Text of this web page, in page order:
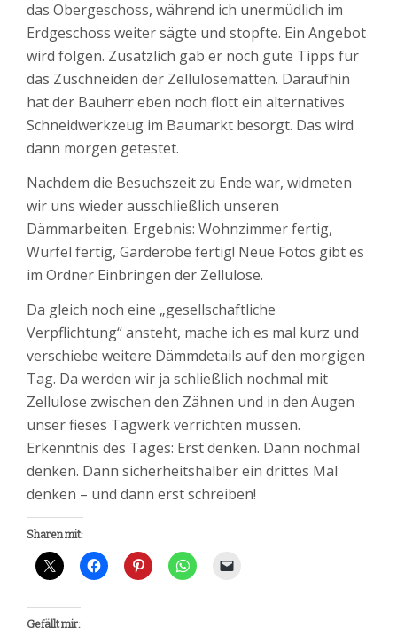
das Obergeschoss, während ich unermüdlich im
Erdgeschoss weiter sägte und stopfte. Ein Angebot
wird folgen. Zusätzlich gab er noch gute Tipps für
das Zuschneiden der Zellulosematten. Daraufhin
hat der Bauherr eben noch flott ein alternatives
Schneidwerkzeug im Baumarkt besorgt. Das wird
dann morgen getestet.
Nachdem die Besuchszeit zu Ende war, widmeten
wir uns wieder ausschließlich unseren
Dämmarbeiten. Ergebnis: Wohnzimmer fertig,
Würfel fertig, Garderobe fertig! Neue Fotos gibt es
im Ordner Einbringen der Zellulose.
Da gleich noch eine „gesellschaftliche
Verpflichtung“ ansteht, mache ich es mal kurz und
verschiebe weitere Dämmdetails auf den morgigen
Tag. Da werden wir ja schließlich nochmal mit
Zellulose zwischen den Zähnen und in den Augen
unser fieses Tagwerk verrichten müssen.
Erkenntnis des Tages: Erst denken. Dann nochmal
denken. Dann sicherheitshalber ein drittes Mal
denken – und dann erst schreiben!
Sharen mit:
Gefällt mir: